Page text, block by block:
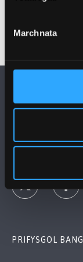
Marchnata
DILYNWCH NI
PRIFYSGOL